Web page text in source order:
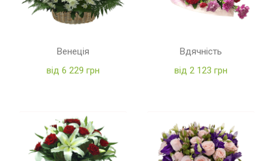
Венеція
від 6 229 грн
Вдячність
від 2 123 грн